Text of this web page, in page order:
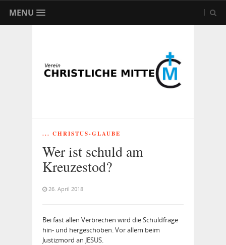
MENU
... CHRISTUS-GLAUBE
Wer ist schuld am
Kreuzestod?
26. April 2018
Bei fast allen Verbrechen wird die Schuldfrage
hin- und hergeschoben. Vor allem beim
Justizmord an JESUS.